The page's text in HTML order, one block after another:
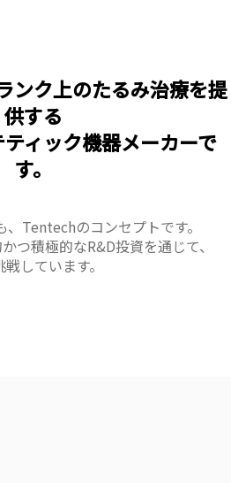
ンク上のたるみ治療を提
供する
ィック機器メーカーで
す。
、Tentechのコンセプトです。
つ積極的なR&D投資を通じて、
しています。